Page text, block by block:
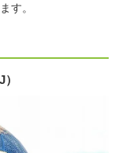
す。